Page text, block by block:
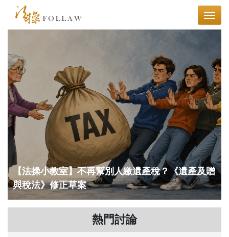
【法操小教室】不再幫別人繳遺產稅？《遺產及贈
與稅法》修正草案
熱門討論